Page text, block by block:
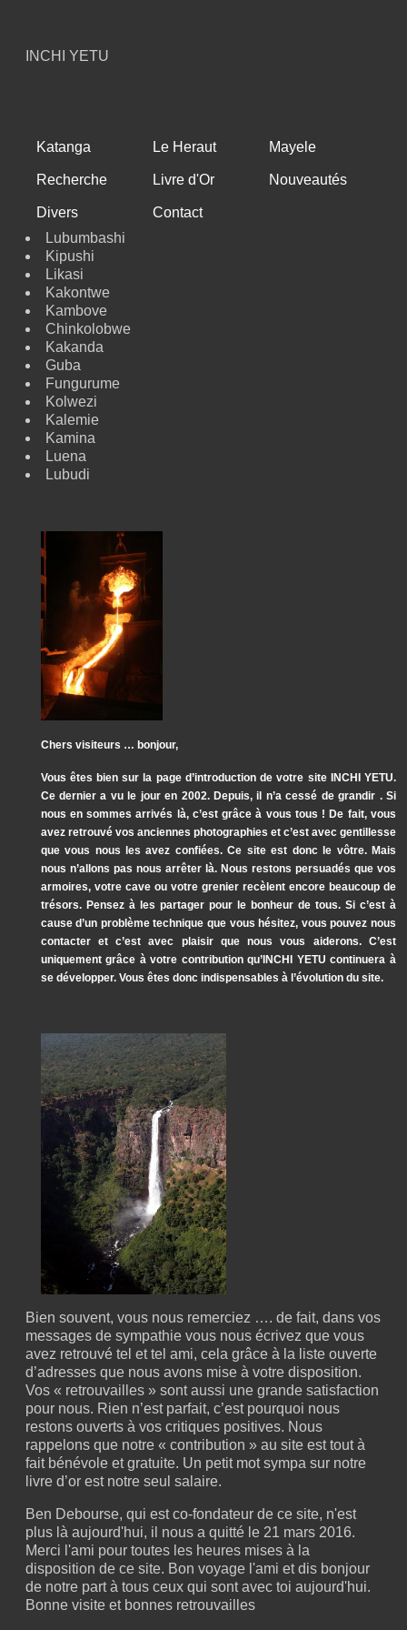
INCHI YETU
Katanga Le Heraut Mayele
Recherche Livre d'Or Nouveautés
Divers
Contact
Lubumbashi
Kipushi
Likasi
Kakontwe
Kambove
Chinkolobwe
Kakanda
Guba
Fungurume
Kolwezi
Kalemie
Kamina
Luena
Lubudi
Chers visiteurs … bonjour,
Vous êtes bien sur la page d’introduction de votre site INCHI YETU.
Ce dernier a vu le jour en 2002. Depuis, il n’a cessé de grandir . Si
nous en sommes arrivés là, c’est grâce à vous tous ! De fait, vous
avez retrouvé vos anciennes photographies et c’est avec gentillesse
que vous nous les avez confiées. Ce site est donc le vôtre. Mais
nous n’allons pas nous arrêter là. Nous restons persuadés que vos
armoires, votre cave ou votre grenier recèlent encore beaucoup de
trésors. Pensez à les partager pour le bonheur de tous. Si c’est à
cause d’un problème technique que vous hésitez, vous pouvez nous
contacter et c’est avec plaisir que nous vous aiderons. C’est
uniquement grâce à votre contribution qu’INCHI YETU continuera à
se développer. Vous êtes donc indispensables à l’évolution du site.
Bien souvent, vous nous remerciez …. de fait, dans vos
messages de sympathie vous nous écrivez que vous
avez retrouvé tel et tel ami, cela grâce à la liste ouverte
d’adresses que nous avons mise à votre disposition.
Vos « retrouvailles » sont aussi une grande satisfaction
pour nous. Rien n’est parfait, c’est pourquoi nous
restons ouverts à vos critiques positives. Nous
rappelons que notre « contribution » au site est tout à
fait bénévole et gratuite. Un petit mot sympa sur notre
livre d’or est notre seul salaire.
Ben Debourse, qui est co-fondateur de ce site, n'est
plus là aujourd'hui, il nous a quitté le 21 mars 2016.
Merci l'ami pour toutes les heures mises à la
disposition de ce site. Bon voyage l'ami et dis bonjour
de notre part à tous ceux qui sont avec toi aujourd'hui.
Bonne visite et bonnes retrouvailles